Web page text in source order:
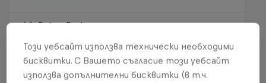
Виж на Replay
Този уебсайт използва технически необходими
бисквитки. С Вашето съгласие този уебсайт
използва допълнителни бисквитки (в т.ч.